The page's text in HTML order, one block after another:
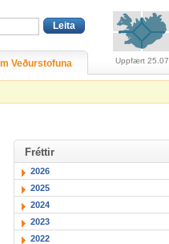
Fréttir
2026
2025
2024
2023
2022
Veðurstofuna Uppfært 25.07